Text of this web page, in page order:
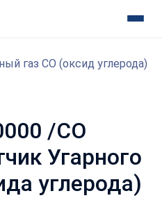
газ CO (оксид углерода)
/CO
Угарного
углерода)